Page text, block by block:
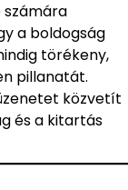
számára
a boldogság
törékeny,
pillanatát.
közvetít
és a kitartás